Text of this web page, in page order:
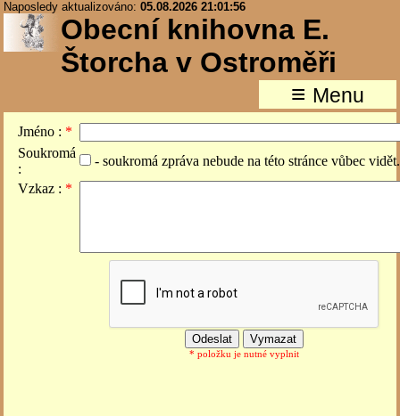
Naposledy aktualizováno:05.08.2026 21:01:56
Obecní knihovna E.
Štorcha v Ostroměři
≡ Menu
Jméno : *
Soukromá
:
- soukromá zpráva nebude na této stránce vůbec vidět.
Vzkaz : *
* položku je nutné vyplnit